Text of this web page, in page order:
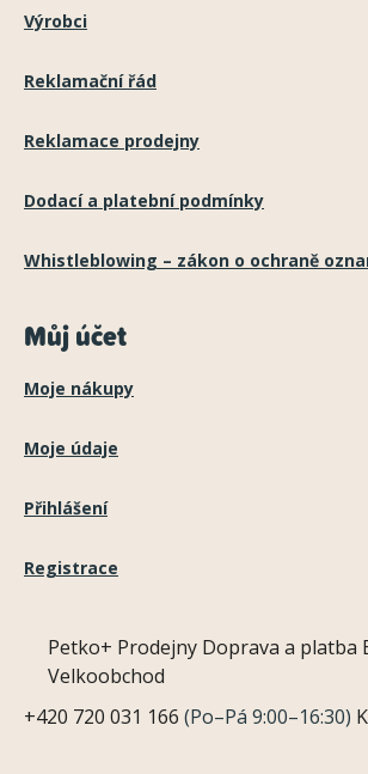
Výrobci
Reklamační řád
Reklamace prodejny
Dodací a platební podmínky
Whistleblowing – zákon o ochraně
Můj účet
Moje nákupy
Moje údaje
Přihlášení
Registrace
Petko+ Prodejny Doprava a platba
Velkoobchod
+420 720 031 166 (Po–Pá 9:00–16:30)